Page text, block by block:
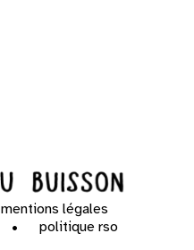
mentions légales
politique rso